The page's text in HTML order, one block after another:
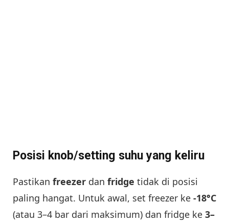
Posisi knob/setting suhu yang keliru
Pastikan freezer dan fridge tidak di posisi
paling hangat. Untuk awal, set freezer ke -18°C
(atau 3–4 bar dari maksimum) dan fridge ke 3–